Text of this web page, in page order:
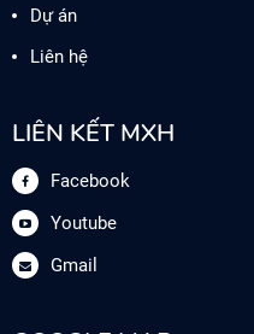
Dự án
Liên hệ
LIÊN KẾT MXH
Facebook
Youtube
Gmail